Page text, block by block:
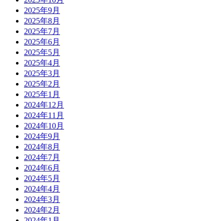
2025年9月
2025年8月
2025年7月
2025年6月
2025年5月
2025年4月
2025年3月
2025年2月
2025年1月
2024年12月
2024年11月
2024年10月
2024年9月
2024年8月
2024年7月
2024年6月
2024年5月
2024年4月
2024年3月
2024年2月